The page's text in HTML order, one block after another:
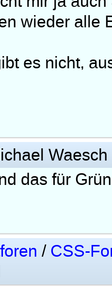
wieder alle
es nicht,
Waesch
das für
/ CSS-